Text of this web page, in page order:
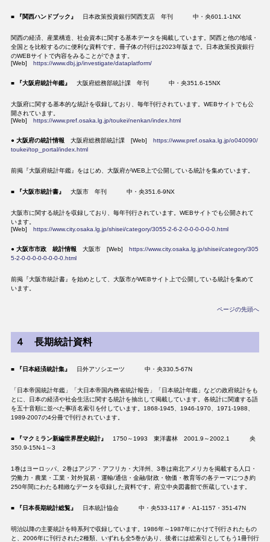
■ 『関西ハンドブック』 日本政策投資銀行関西支店 年刊 中・央601.1-1NX
関西の経済、産業構造、社会資本に関する基本データを掲載しています。関西と他の地域・
全国とを比較するのに便利な資料です。冊子体の刊行は2023年版まで。日本政策投資銀行
のWEBサイトで内容をみることができます。
[Web] https://www.dbj.jp/investigate/dataplatform/
■ 『大阪府統計年鑑』 大阪府総務部統計課 年刊 中・央351.6-15NX
大阪府に関する基本的な統計を収録しており、毎年刊行されています。WEBサイトでも公
開されています。
[Web] https://www.pref.osaka.lg.jp/toukei/nenkan/index.html
● 大阪府の統計情報大阪府総務部統計課 [Web] https://www.pref.osaka.lg.jp/o040090/
toukei/top_portal/index.html
前掲『大阪府統計年鑑』をはじめ、大阪府がWEB上で公開している統計を集めています。
■ 『大阪市統計書』 大阪市 年刊 中・央351.6-9NX
大阪市に関する統計を収録しており、毎年刊行されています。WEBサイトでも公開されて
います。
[Web] https://www.city.osaka.lg.jp/shisei/category/3055-2-6-2-0-0-0-0-0-0.html
● 大阪市市政 統計情報大阪市 [Web] https://www.city.osaka.lg.jp/shisei/category/305
5-2-0-0-0-0-0-0-0-0.html
前掲『大阪市統計書』を始めとして、大阪市がWEBサイト上で公開している統計を集めて
います。
ページの先頭へ
４ 長期統計資料
■ 『日本経済統計集』 日外アソシエーツ 中・央330.5-67N
「日本帝国統計年鑑」「大日本帝国内務省統計報告」「日本統計年鑑」などの政府統計をも
とに、日本の経済や社会生活に関する統計を抽出して掲載しています。各統計に関連する語
を五十音順に並べた事項名索引を付しています。1868-1945、1946-1970、1971-1988、
1989-2007の4分冊で刊行されています。
■ 『マクミラン新編世界歴史統計』
1750～1993 東洋書林 2001.9～2002.1 央
350.9-15N-1～3
1巻はヨーロッパ、2巻はアジア・アフリカ・大洋州、3巻は南北アメリカを掲載する人口・
労働力・農業・工業・対外貿易・運輸/通信・金融/財政・物価・教育等の各テーマにつき約
250年間にわたる精緻なデータを収録した資料です。府立中央図書館で所蔵しています。
■ 『日本長期統計総覧』 日本統計協会 中・央533-117＃・A1-1157・351-47N
明治以降の主要統計を時系列で収録しています。1986年～1987年にかけて刊行されたもの
と、2006年に刊行された2種類、いずれも全5巻があり、後者には総索引としてもう1冊刊行